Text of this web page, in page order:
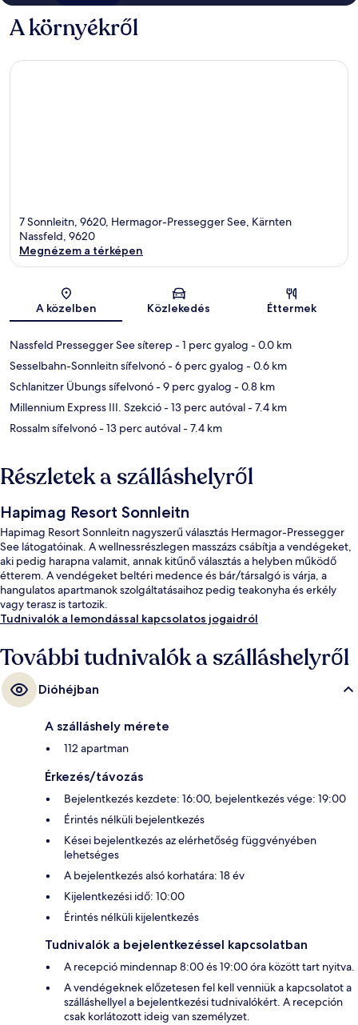
A környékről
7 Sonnleitn, 9620, Hermagor-Pressegger See, Kärnten
Nassfeld, 9620
Megnézem a térképen
A közelben Közlekedés Éttermek
Nassfeld Pressegger See síterep- 1 perc gyalog - 0.0 km
Sesselbahn-Sonnleitn sífelvonó- 6 perc gyalog - 0.6 km
Schlanitzer Übungs sífelvonó- 9 perc gyalog - 0.8 km
Millennium Express III. Szekció- 13 perc autóval- 7.4 km
Rossalm sífelvonó- 13 perc autóval- 7.4 km
Részletek a szálláshelyről
Hapimag Resort Sonnleitn
Hapimag Resort Sonnleitn nagyszerű választás Hermagor-Pressegger
See látogatóinak. A wellnessrészlegen masszázs csábítja a vendégeket,
aki pedig harapna valamit, annak kitűnő választás a helyben működő
étterem. A vendégeket beltéri medence és bár/társalgó is várja, a
hangulatos apartmanok szolgáltatásaihoz pedig teakonyha és erkély
vagy terasz is tartozik.
Tudnivalók a lemondással kapcsolatos jogaidról
További tudnivalók a szálláshelyről
Dióhéjban
A szálláshely mérete
112 apartman
Érkezés/távozás
Bejelentkezés kezdete: 16:00, bejelentkezés vége: 19:00
Érintés nélküli bejelentkezés
Kései bejelentkezés az elérhetőség függvényében
lehetséges
A bejelentkezés alsó korhatára: 18 év
Kijelentkezési idő: 10:00
Érintés nélküli kijelentkezés
Tudnivalók a bejelentkezéssel kapcsolatban
A recepció mindennap 8:00 és 19:00 óra között tart nyitva.
A vendégeknek előzetesen fel kell venniük a kapcsolatot a
szálláshellyel a bejelentkezési tudnivalókért. A recepción
csak korlátozott ideig van személyzet.